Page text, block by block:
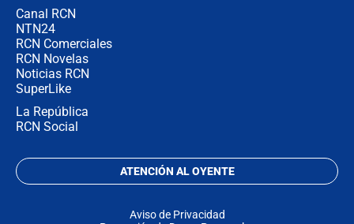
Canal RCN
NTN24
RCN Comerciales
RCN Novelas
Noticias RCN
SuperLike
La República
RCN Social
ATENCIÓN AL OYENTE
Aviso de Privacidad